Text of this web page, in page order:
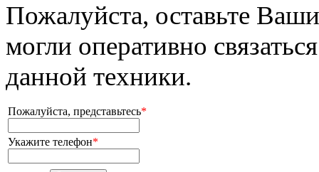
Пожалуйста, оставьте
могли оперативно
данной техники.
Пожалуйста, представьтесь*
Укажите телефон*